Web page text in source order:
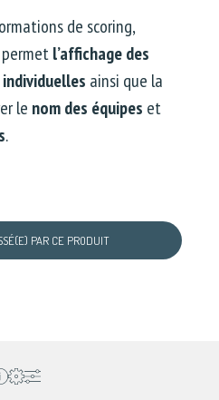
de scoring,
permetl’affichage des
ainsi que la
le nom des équipes et
.
PAR CE PRODUIT